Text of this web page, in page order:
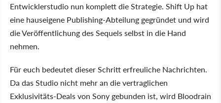
Entwicklerstudio nun komplett die Strategie. Shift Up hat
eine hauseigene Publishing-Abteilung gegründet und wird
die Veröffentlichung des Sequels selbst in die Hand
nehmen.
Für euch bedeutet dieser Schritt erfreuliche Nachrichten.
Da das Studio nicht mehr an die vertraglichen
Exklusivitäts-Deals von Sony gebunden ist, wird Bloodrain